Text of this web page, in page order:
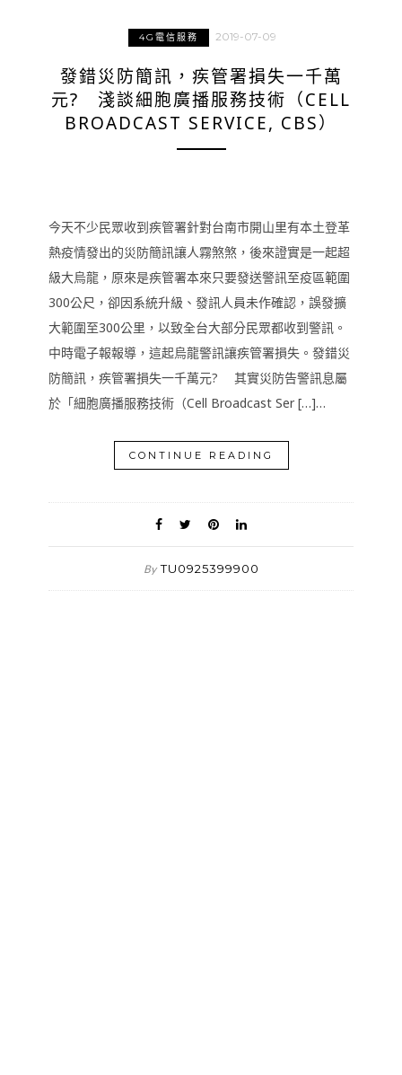
4G電信服務 2019-07-09
發錯災防簡訊，疾管署損失一千萬
元? 淺談細胞廣播服務技術（CELL
BROADCAST SERVICE, CBS）
今天不少民眾收到疾管署針對台南市開山里有本土登革
熱疫情發出的災防簡訊讓人霧煞煞，後來證實是一起超
級大烏龍，原來是疾管署本來只要發送警訊至疫區範圍
300公尺，卻因系統升級、發訊人員未作確認，誤發擴
大範圍至300公里，以致全台大部分民眾都收到警訊。
中時電子報報導，這起烏龍警訊讓疾管署損失。發錯災
防簡訊，疾管署損失一千萬元? 其實災防告警訊息屬
於「細胞廣播服務技術（Cell Broadcast Ser […]…
CONTINUE READING
By TU0925399900